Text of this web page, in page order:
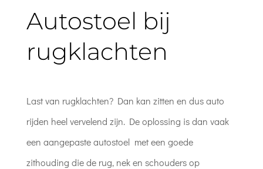
Autostoel bij
rugklachten
Last van rugklachten? Dan kan zitten en dus auto
rijden heel vervelend zijn. De oplossing is dan vaak
een aangepaste autostoel met een goede
zithouding die de rug, nek en schouders op